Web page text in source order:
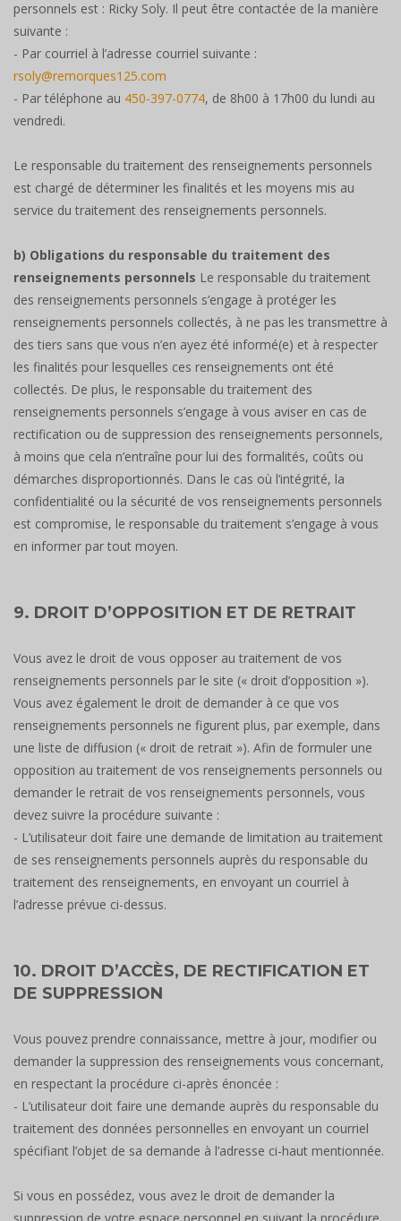
personnels est : Ricky Soly. Il peut être contactée de la manière
suivante :
- Par courriel à l’adresse courriel suivante :
rsoly@remorques125.com
- Par téléphone au 450-397-0774, de 8h00 à 17h00 du lundi au
vendredi.
Le responsable du traitement des renseignements personnels
est chargé de déterminer les finalités et les moyens mis au
service du traitement des renseignements personnels.
b) Obligations du responsable du traitement des
renseignements personnels Le responsable du traitement
des renseignements personnels s’engage à protéger les
renseignements personnels collectés, à ne pas les transmettre à
des tiers sans que vous n’en ayez été informé(e) et à respecter
les finalités pour lesquelles ces renseignements ont été
collectés. De plus, le responsable du traitement des
renseignements personnels s’engage à vous aviser en cas de
rectification ou de suppression des renseignements personnels,
à moins que cela n’entraîne pour lui des formalités, coûts ou
démarches disproportionnés. Dans le cas où l’intégrité, la
confidentialité ou la sécurité de vos renseignements personnels
est compromise, le responsable du traitement s’engage à vous
en informer par tout moyen.
9. DROIT D’OPPOSITION ET DE RETRAIT
Vous avez le droit de vous opposer au traitement de vos
renseignements personnels par le site (« droit d’opposition »).
Vous avez également le droit de demander à ce que vos
renseignements personnels ne figurent plus, par exemple, dans
une liste de diffusion (« droit de retrait »). Afin de formuler une
opposition au traitement de vos renseignements personnels ou
demander le retrait de vos renseignements personnels, vous
devez suivre la procédure suivante :
- L’utilisateur doit faire une demande de limitation au traitement
de ses renseignements personnels auprès du responsable du
traitement des renseignements, en envoyant un courriel à
l’adresse prévue ci-dessus.
10. DROIT D’ACCÈS, DE RECTIFICATION ET
DE SUPPRESSION
Vous pouvez prendre connaissance, mettre à jour, modifier ou
demander la suppression des renseignements vous concernant,
en respectant la procédure ci-après énoncée :
- L’utilisateur doit faire une demande auprès du responsable du
traitement des données personnelles en envoyant un courriel
spécifiant l’objet de sa demande à l’adresse ci-haut mentionnée.
Si vous en possédez, vous avez le droit de demander la